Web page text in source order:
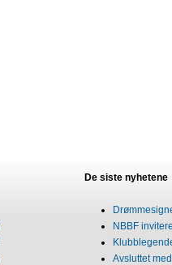
De siste nyhetene
NBBF
Avsluttet